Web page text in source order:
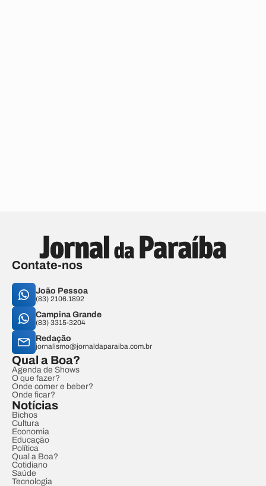
Contate-nos
João Pessoa
(83) 2106.1892
Campina Grande
(83) 3315-3204
Redação
jornalismo@jornaldaparaiba.com.br
Qual a Boa?
Agenda de Shows
O que fazer?
Onde comer e beber?
Onde ficar?
Notícias
Bichos
Cultura
Economia
Educação
Política
Qual a Boa?
Cotidiano
Saúde
Tecnologia